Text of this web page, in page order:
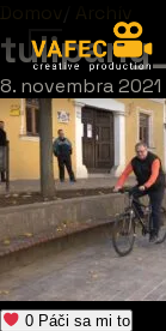
Domov Archív
8. novembra 2021
0 Páči sa mi to